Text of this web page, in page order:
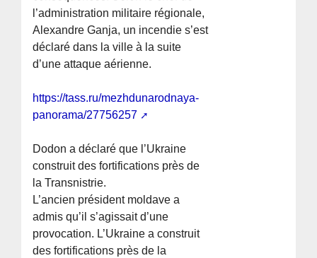
l’administration militaire régionale,
Alexandre Ganja, un incendie s’est
déclaré dans la ville à la suite
d’une attaque aérienne.
https://tass.ru/mezhdunarodnaya-
panorama/27756257
Dodon a déclaré que l’Ukraine
construit des fortifications près de
la Transnistrie.
L’ancien président moldave a
admis qu’il s’agissait d’une
provocation. L’Ukraine a construit
des fortifications près de la